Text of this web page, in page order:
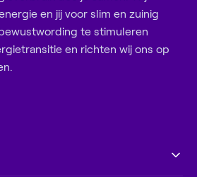
en jij voor slim en zuinig
te stimuleren
en richten wij ons op